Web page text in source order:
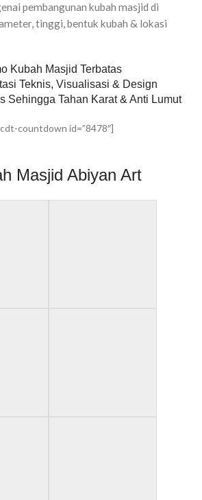
pembangunan kubah masjid di
tinggi, bentuk kubah & lokasi
Kubah Masjid Terbatas
Teknis, Visualisasi & Design
Sehingga Tahan Karat & Anti Lumut
countdown id=”8478″]
Masjid Abiyan Art